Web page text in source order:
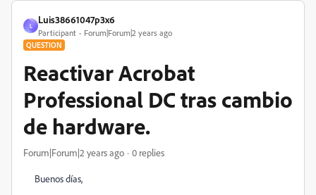
L
Luis38661047p3x6
Participant Forum|Forum|2 years ago
QUESTION
Reactivar Acrobat
Professional DC tras cambio
de hardware.
Forum|Forum|2 years ago 0 replies
Buenos días,